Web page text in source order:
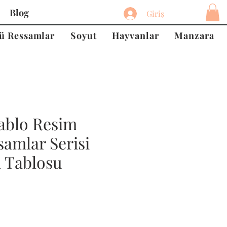
Giriş
Blog
Ressamlar Soyut Hayvanlar Manzara
Resim
Serisi
Tablosu